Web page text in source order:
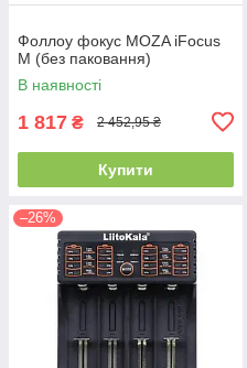
Фоллоу фокус MOZA iFocus
M (без паковання)
В наявності
1 817 ₴ 2 452,95 ₴
Купити
–26%